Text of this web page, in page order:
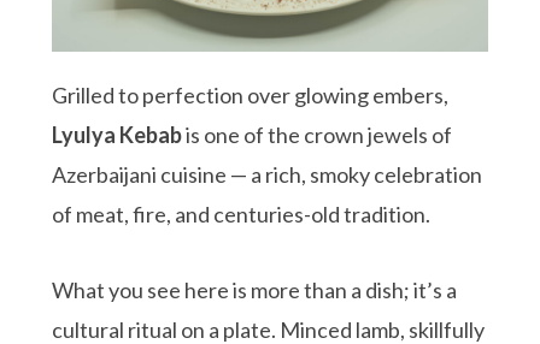
Grilled to perfection over glowing embers,
Lyulya Kebabis one of the crown jewels of
Azerbaijani cuisine — a rich, smoky celebration
of meat, fire, and centuries-old tradition.
What you see here is more than a dish; it’s a
cultural ritual on a plate. Minced lamb, skillfully